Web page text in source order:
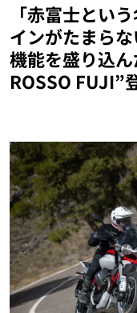
「赤富士とい
インがたまら
機能を盛り込
ROSSO FUJI”